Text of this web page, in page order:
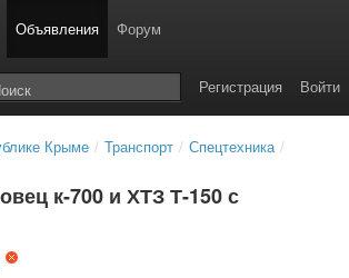
Объявления Форум
Войти
Регистрация
Крыме / Транспорт / Спецтехника /
к-700 и ХТЗ Т-150 с